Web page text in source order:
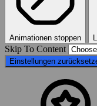
Animationen stoppen
Skip To Content
Einstellungen